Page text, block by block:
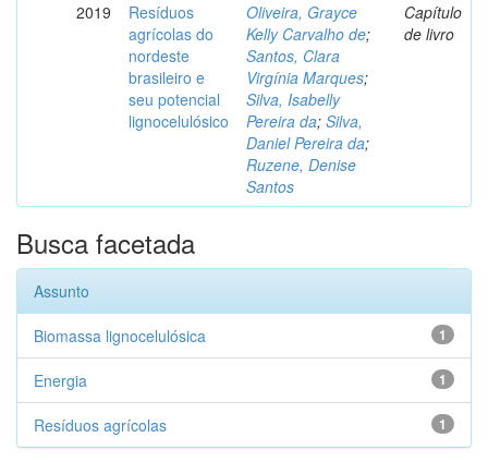
2019
Resíduos
agrícolas do
nordeste
brasileiro e
seu potencial
lignocelulósico
Oliveira, Grayce
Kelly Carvalho de;
Santos, Clara
Virgínia Marques;
Silva, Isabelly
Pereira da; Silva,
Daniel Pereira da;
Ruzene, Denise
Santos
Capítulo
de livro
Busca facetada
Assunto
1
Biomassa lignocelulósica
1
Energia
1
Resíduos agrícolas